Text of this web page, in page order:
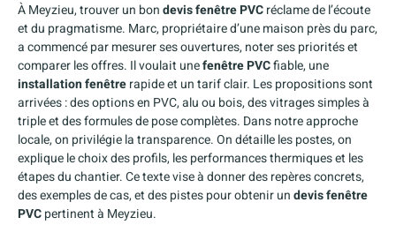
À Meyzieu, trouver un bondevis fenêtre PVCréclame de l’écoute
et du pragmatisme. Marc, propriétaire d’une maison près du parc,
a commencé par mesurer ses ouvertures, noter ses priorités et
comparer les offres. Il voulait unefenêtre PVCfiable, une
installation fenêtrerapide et un tarif clair. Les propositions sont
arrivées : des options en PVC, alu ou bois, des vitrages simples à
triple et des formules de pose complètes. Dans notre approche
locale, on privilégie la transparence. On détaille les postes, on
explique le choix des profils, les performances thermiques et les
étapes du chantier. Ce texte vise à donner des repères concrets,
des exemples de cas, et des pistes pour obtenir undevis fenêtre
PVCpertinent à Meyzieu.